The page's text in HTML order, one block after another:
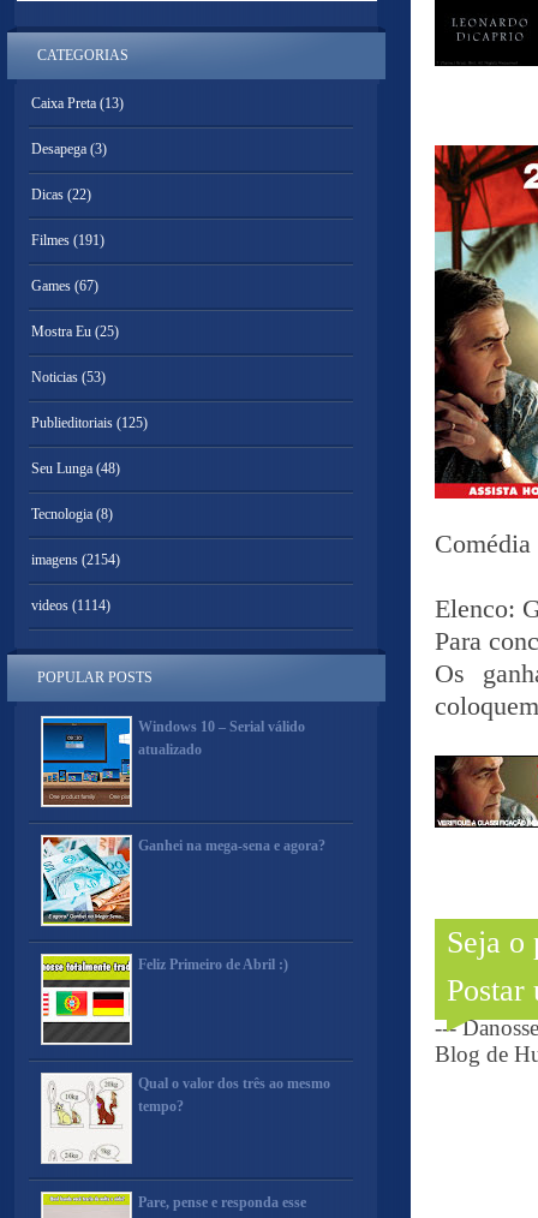
Elenco:
Para
Os
Seja o
Postar
---
Blog de
CATEGORIAS
Caixa Preta (13)
Desapega (3)
Dicas (22)
Filmes (191)
Games (67)
Mostra Eu (25)
Noticias (53)
Publieditoriais (125)
Seu Lunga (48)
Tecnologia (8)
imagens (2154)
videos (1114)
POPULAR POSTS
Windows 10 – Serial válido
atualizado
Ganhei na mega-sena e agora?
Feliz Primeiro de Abril :)
Qual o valor dos três ao mesmo
tempo?
Pare, pense e responda esse